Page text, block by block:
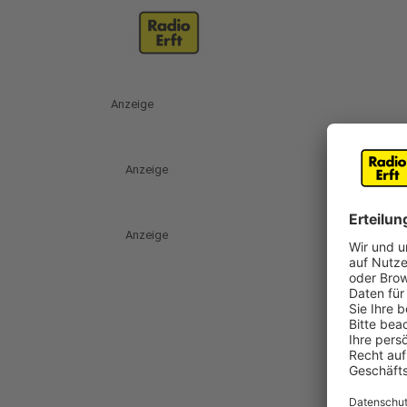
Anzeige
Anzeige
Anzeige